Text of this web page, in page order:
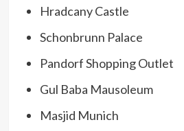
Hradcany Castle
Schonbrunn Palace
Pandorf Shopping Outlet
Gul Baba Mausoleum
Masjid Munich